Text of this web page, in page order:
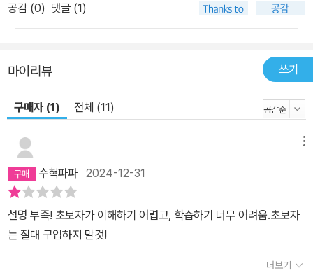
공감 (0) 댓글 (1)
마이리뷰 쓰기
구매자 (1) 전체 (11)
수혁파파 2024-12-31
설명 부족! 초보자가 이해하기 어렵고, 학습하기 너무 어려움.초보자
는 절대 구입하지 말것!
더보기